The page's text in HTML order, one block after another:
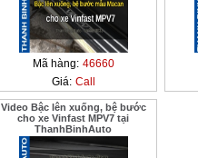
Mã hàng: 46660
Giá: Call
Video Bậc lên xuống, bệ bước
cho xe Vinfast MPV7 tại
ThanhBinhAuto